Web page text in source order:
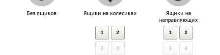
Без ящиков Ящики на колесиках
1 2
3 4
Ящики на
направляющих
1 2
3 4